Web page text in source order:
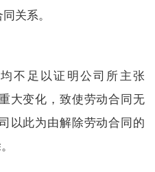
关系。
不足以证明公司所主张
大变化，致使劳动合同无
以此为由解除劳动合同的